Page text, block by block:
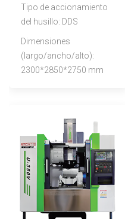
Tipo de accionamiento
del husillo: DDS
Dimensiones
(largo/ancho/alto):
2300*2850*2750 mm